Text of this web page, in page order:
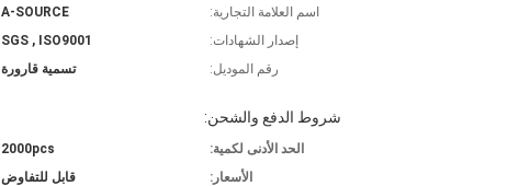
اسم العلامة التجارية:
A-SOURCE
إصدار الشهادات:
SGS , ISO9001
رقم الموديل:
تسمية قارورة
شروط الدفع والشحن:
الحد الأدنى لكمية:
2000pcs
الأسعار:
قابل للتفاوض